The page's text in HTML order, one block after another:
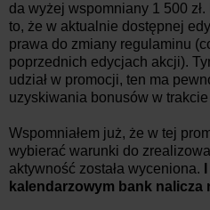
da wyżej wspomniany 1 500
to, że w aktualnie dostępnej
prawa do zmiany regulaminu
poprzednich edycjach akcji).
udział w promocji, ten ma
uzyskiwania bonusów w
Wspomniałem już, że w tej
wybierać warunki do
aktywność została wyceniona.
kalendarzowym bank